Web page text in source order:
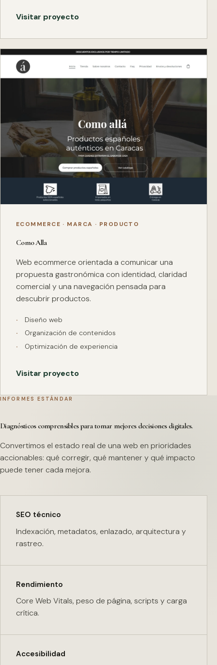
Visitar proyecto
ECOMMERCE · MARCA · PRODUCTO
Como Alla
Web ecommerce orientada a comunicar una
propuesta gastronómica con identidad, claridad
comercial y una navegación pensada para
descubrir productos.
Diseño web
Organización de contenidos
Optimización de experiencia
Visitar proyecto
INFORMES ESTÁNDAR
Diagnósticos comprensibles para tomar mejores decisiones digitales.
Convertimos el estado real de una web en prioridades
accionables: qué corregir, qué mantener y qué impacto
puede tener cada mejora.
SEO técnico
Indexación, metadatos, enlazado, arquitectura y
rastreo.
Rendimiento
Core Web Vitals, peso de página, scripts y carga
crítica.
Accesibilidad